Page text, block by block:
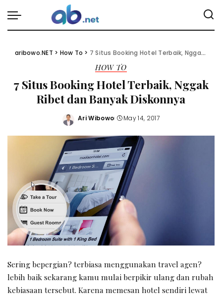
aribowo.NET > How To > 7 Situs Booking Hotel Terbaik, Nggak Ribet dan Banyak Diskonnya
HOW TO
7 Situs Booking Hotel Terbaik, Nggak
Ribet dan Banyak Diskonnya
Posted
Ari Wibowo May 14, 2017
Sering bepergian? terbiasa menggunakan travel agen?
lebih baik sekarang kamu mulai berpikir ulang dan rubah
kebiasaan tersebut. Karena memesan hotel sendiri lewat